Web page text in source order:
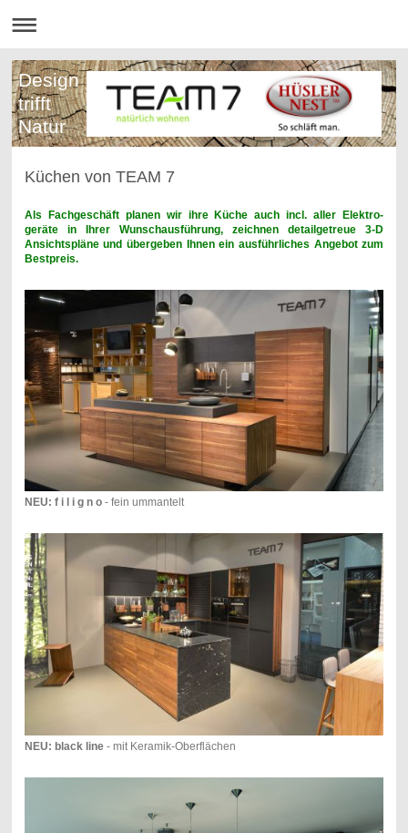
Design
trifft
Natur
Küchen von TEAM 7
Als Fachgeschäft planen wir ihre Küche auch incl. aller Elektro-
geräte in Ihrer Wunschausführung, zeichnen detailgetreue 3-D
Ansichtspläne und übergeben Ihnen ein ausführliches Angebot zum
Bestpreis.
NEU: f i l i g n o- fein ummantelt
NEU: black line- mit Keramik-Oberflächen